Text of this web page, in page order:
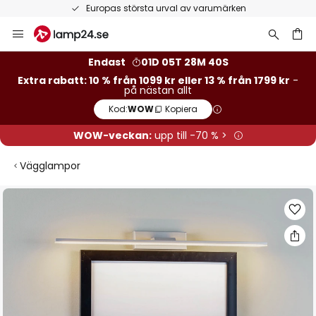
Europas största urval av varumärken
Hoppa
till
Endast
01D 05T 28M 39S
Extra rabatt: 10 % från 1099 kr eller 13 % från 1799 kr -
på nästan allt
Kod:WOW Kopiera
WOW-veckan:upp till -70 % >
Vägglampor
Hoppa